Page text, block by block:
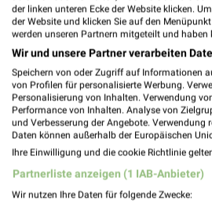
ÖPNV ANZEIGEN
Aktuelle Angebote
Anzahl Prospekte: 2
Letztes Prospektupdate:
der linken unteren Ecke der Website klicken.
der Website und klicken Sie auf den
werden unseren Partnern mitgeteilt und haben
Wir und unsere Partner verarbeiten
Speichern von oder Zugriff auf Informationen
von Profilen für personalisierte Werbung.
Personalisierung von Inhalten. Verwendung
Performance von Inhalten. Analyse von
und Verbesserung der Angebote.
Daten können außerhalb der Europäischen
Ihre Einwilligung und die cookie Richtlinie
Partnerliste anzeigen (1 IAB-Anbieter)
Wir nutzen Ihre Daten für folgende Zwecke: